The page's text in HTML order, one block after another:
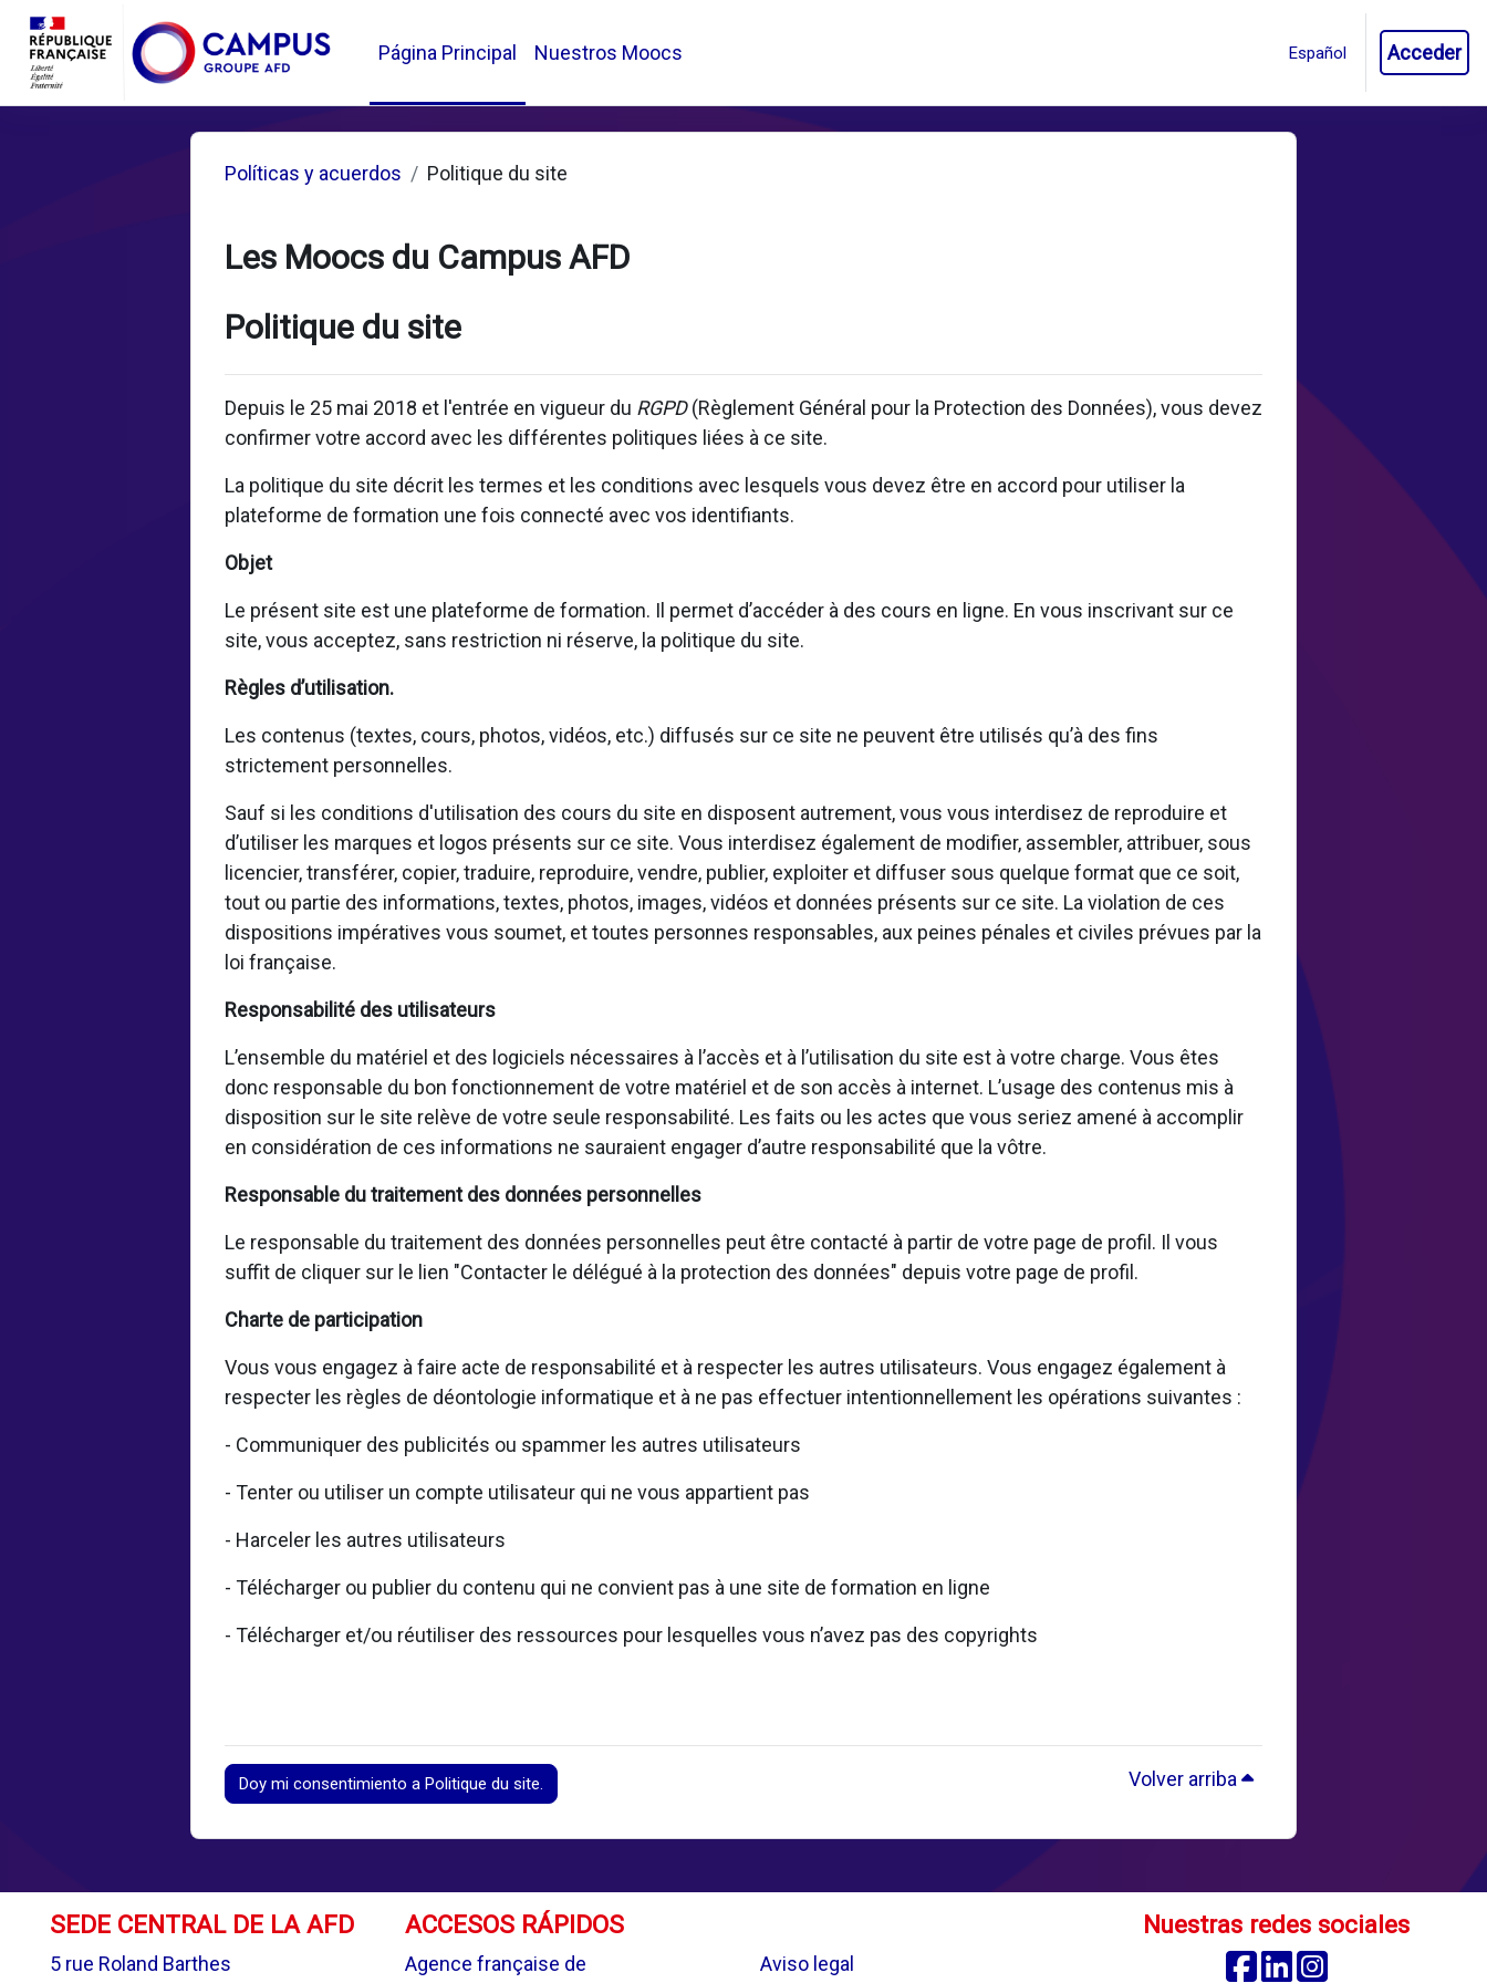
Salta al contenido principal
Página Principal
Nuestros Moocs Acceder
Políticas y acuerdos Politique du site
Les Moocs du Campus AFD
Politique du site
Depuis le 25 mai 2018 et l'entrée en vigueur du RGPD(Règlement Général pour la Protection des Données), vous devez
confirmer votre accord avec les différentes politiques liées à ce site.
La politique du site décrit les termes et les conditions avec lesquels vous devez être en accord pour utiliser la
plateforme de formation une fois connecté avec vos identifiants.
Objet
Le présent site est une plateforme de formation. Il permet d’accéder à des cours en ligne. En vous inscrivant sur ce
site, vous acceptez, sans restriction ni réserve, la politique du site.
Règles d’utilisation.
Les contenus (textes, cours, photos, vidéos, etc.) diffusés sur ce site ne peuvent être utilisés qu’à des fins
strictement personnelles.
Sauf si les conditions d'utilisation des cours du site en disposent autrement, vous vous interdisez de reproduire et
d’utiliser les marques et logos présents sur ce site. Vous interdisez également de modifier, assembler, attribuer, sous
licencier, transférer, copier, traduire, reproduire, vendre, publier, exploiter et diffuser sous quelque format que ce soit,
tout ou partie des informations, textes, photos, images, vidéos et données présents sur ce site. La violation de ces
dispositions impératives vous soumet, et toutes personnes responsables, aux peines pénales et civiles prévues par la
loi française.
Responsabilité des utilisateurs
L’ensemble du matériel et des logiciels nécessaires à l’accès et à l’utilisation du site est à votre charge. Vous êtes
donc responsable du bon fonctionnement de votre matériel et de son accès à internet. L’usage des contenus mis à
disposition sur le site relève de votre seule responsabilité. Les faits ou les actes que vous seriez amené à accomplir
en considération de ces informations ne sauraient engager d’autre responsabilité que la vôtre.
Responsable du traitement des données personnelles
Le responsable du traitement des données personnelles peut être contacté à partir de votre page de profil. Il vous
suffit de cliquer sur le lien "Contacter le délégué à la protection des données" depuis votre page de profil.
Charte de participation
Vous vous engagez à faire acte de responsabilité et à respecter les autres utilisateurs. Vous engagez également à
respecter les règles de déontologie informatique et à ne pas effectuer intentionnellement les opérations suivantes :
- Communiquer des publicités ou spammer les autres utilisateurs
- Tenter ou utiliser un compte utilisateur qui ne vous appartient pas
- Harceler les autres utilisateurs
- Télécharger ou publier du contenu qui ne convient pas à une site de formation en ligne
- Télécharger et/ou réutiliser des ressources pour lesquelles vous n’avez pas des copyrights
Doy mi consentimiento a Politique du site. Volver arriba
SEDE CENTRAL DE LA AFD
5 rue Roland Barthes
ACCESOS RÁPIDOS
Agence française de
Aviso legal
Nuestras redes sociales
FacebookLinkedin